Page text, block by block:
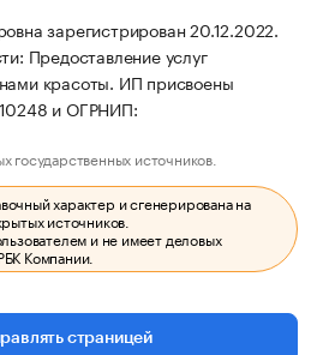
зарегистрирован 20.12.2022.
Предоставление услуг
красоты. ИП присвоены
и ОГРНИП:
государственных источников.
характер и сгенерирована на
источников.
и не имеет деловых
Компании.
страницей